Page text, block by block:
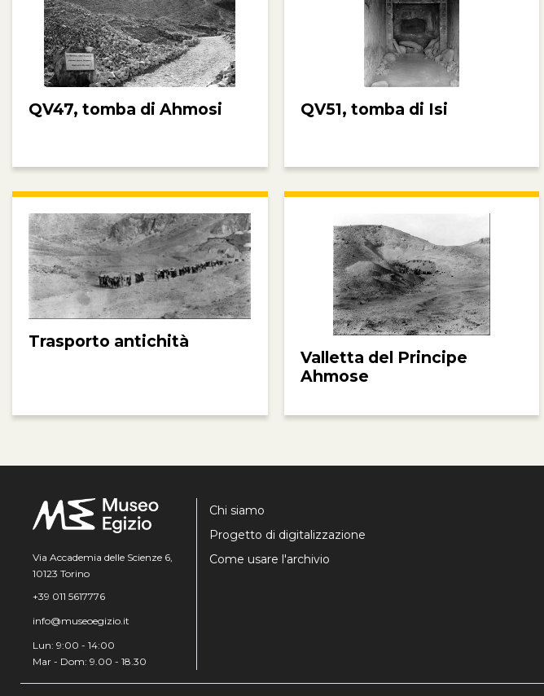
QV47, tomba di Ahmosi QV51, tomba di Isi
Trasporto antichità
Valletta del Principe
Ahmose
Via Accademia delle Scienze 6,
10123 Torino
+39 011 5617776
info@museoegizio.it
Lun: 9:00 - 14:00
Mar - Dom: 9.00 - 18.30
Chi siamo
Progetto di digitalizzazione
Come usare l'archivio